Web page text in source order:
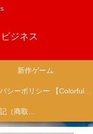
ジネス
新作ゲーム
プライバシーポリシー 【Colorful Creation】
特定商取引法に基づく表記（商取引に関する開示）